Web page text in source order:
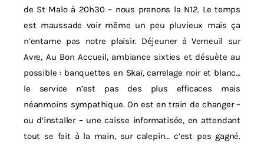
de St Malo à 20h30 – nous prenons la N12. Le temps
est maussade voir même un peu pluvieux mais ça
n’entame pas notre plaisir. Déjeuner à Verneuil sur
Avre, Au Bon Accueil, ambiance sixties et désuète au
possible : banquettes en Skaï, carrelage noir et blanc…
le service n’est pas des plus efficaces mais
néanmoins sympathique. On est en train de changer –
ou d’installer – une caisse informatisée, en attendant
tout se fait à la main, sur calepin… c’est pas gagné.